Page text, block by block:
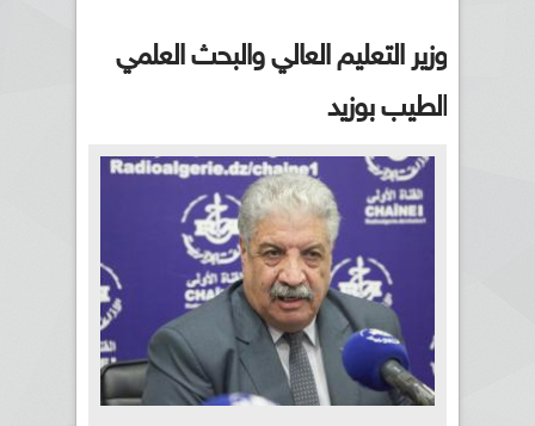
وزير التعليم العالي والبحث العلمي
الطيب بوزيد